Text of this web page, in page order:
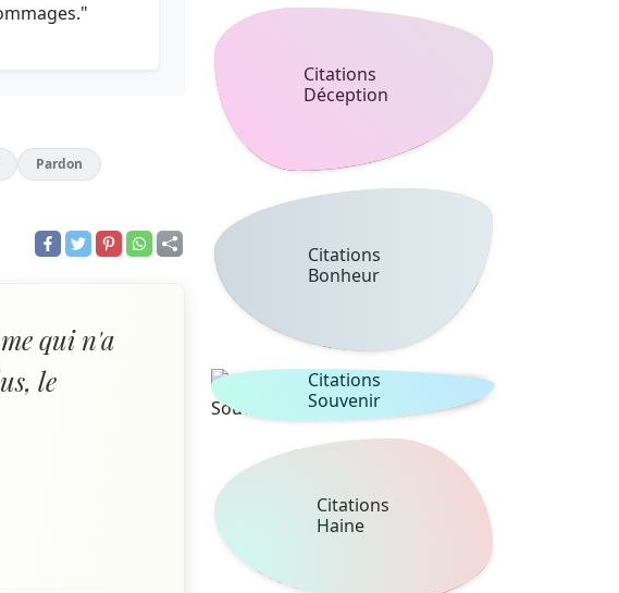
Pardon
qui n'a
le
Citations
Déception
Citations
Bonheur
Citations
Souvenir
Citations
Haine